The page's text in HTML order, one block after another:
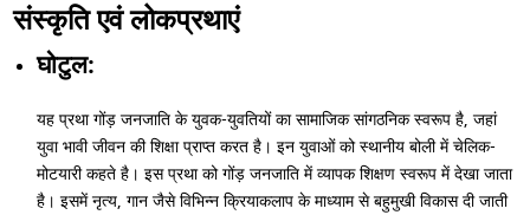
संस्कृति एवं लोकप्रथाएं
घोटुल:
यह प्रथा गोंड़ जनजाति के युवक-युवतियों का सामाजिक सांगठनिक स्वरूप है, जहां
युवा भावी जीवन की शिक्षा प्राप्त करत है। इन युवाओं को स्थानीय बोली में चेलिक-
मोटयारी कहते है। इस प्रथा को गोंड़ जनजाति में व्यापक शिक्षण स्वरूप में देखा जाता
है। इसमें नृत्य, गान जैसे विभिन्न क्रियाकलाप के माध्याम से बहुमुखी विकास दी जाती